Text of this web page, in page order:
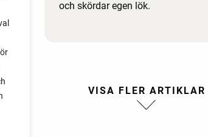
och skördar egen lök.